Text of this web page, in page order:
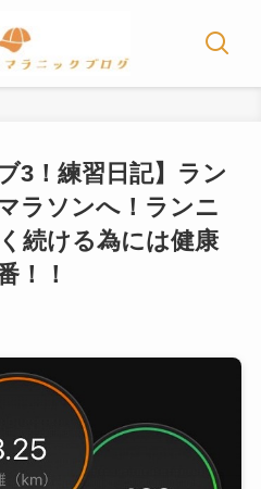
3！練習日記】ラン
ラソンへ！ランニ
続ける為には健康
！！